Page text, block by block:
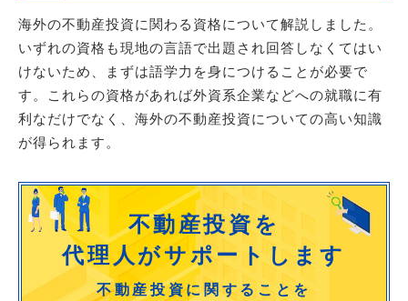
海外の不動産投資に関わる資格について解説しました。
いずれの資格も現地の言語で出題され回答しなくてはい
けないため、まずは語学力を身につけることが必要で
す。これらの資格があれば外資系企業などへの就職に有
利なだけでなく、海外の不動産投資についての高い知識
が得られます。
不動産投資を
代理人がサポートします
不動産投資に関することを